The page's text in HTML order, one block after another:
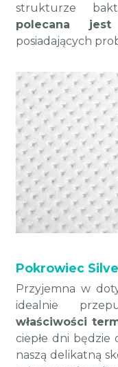
strukturze
polecana
posiadających
Pokrowiec
Przyjemna w
idealnie
właściwości
ciepłe dni będzie
naszą delikatną